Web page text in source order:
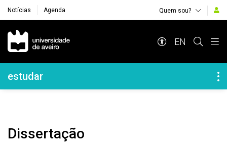
Notícias Agenda Quem sou?
Navegação Principal
EN
Navegação Lateral
estudar
Dissertação